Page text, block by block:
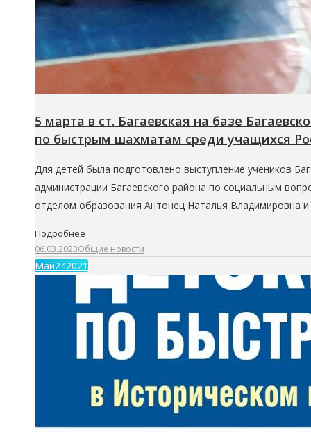
5 марта в ст. Багаевская на базе
по быстрым шахматам среди учащихся
Для детей была подготовлено выступление учеников
администрации Багаевского района по социальным
отделом образования Антонец Наталья Владимировна
Подробнее
06.03.2023Общие новости
Май242021